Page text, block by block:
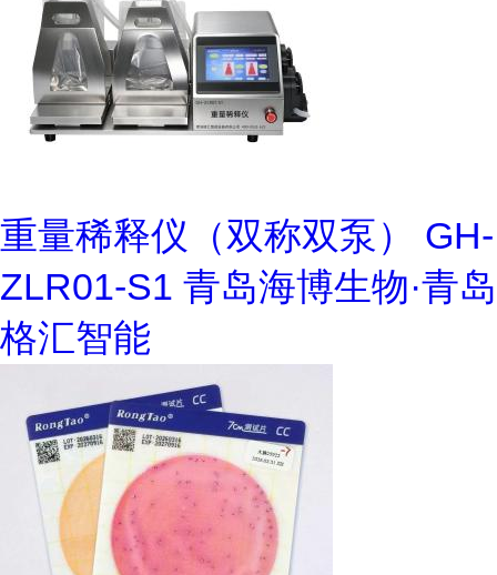
重量稀释仪（双称双泵） GH-
ZLR01-S1 青岛海博生物·青岛
格汇智能